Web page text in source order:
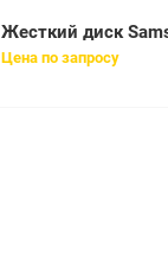
Цена по запросу